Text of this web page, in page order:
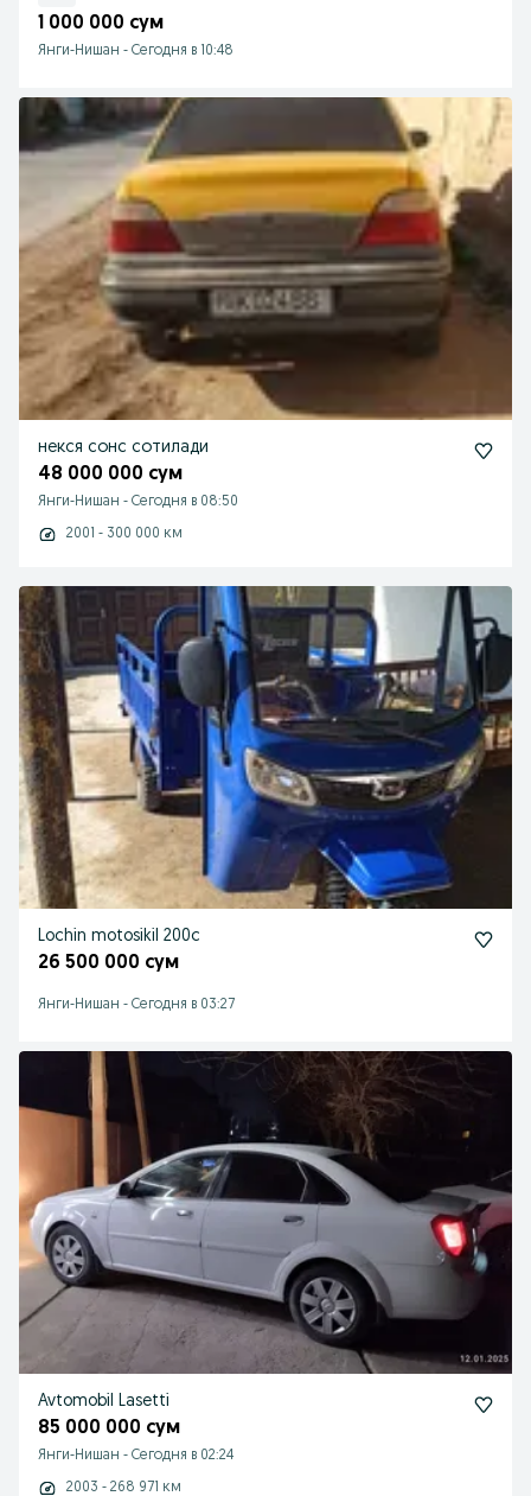
1 000 000 сум
Янги-Нишан - Сегодня в 10:48
некся сонс сотилади
48 000 000 сум
Янги-Нишан - Сегодня в 08:50
2001 - 300 000 км
Lochin motosikil 200c
26 500 000 сум
Янги-Нишан - Сегодня в 03:27
Avtomobil Lasetti
85 000 000 сум
Янги-Нишан - Сегодня в 02:24
2003 - 268 971 км